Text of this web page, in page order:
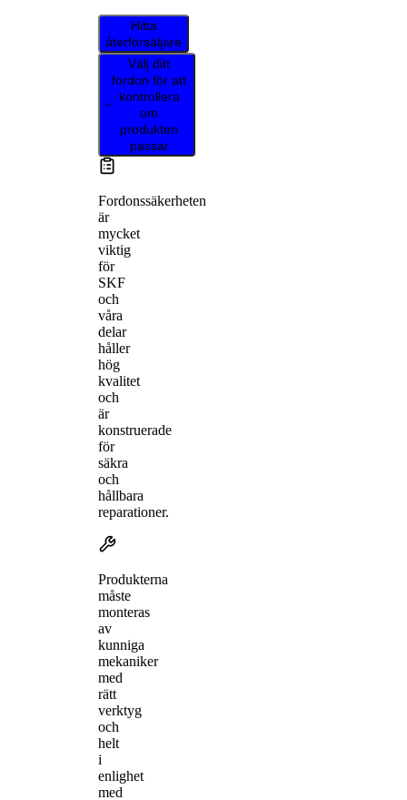
Hitta
återförsäljare
Välj ditt
fordon för att
kontrollera
om
produkten
passar
Fordonssäkerheten
är
mycket
viktig
för
SKF
och
våra
delar
håller
hög
kvalitet
och
är
konstruerade
för
säkra
och
hållbara
reparationer.
Produkterna
måste
monteras
av
kunniga
mekaniker
med
rätt
verktyg
och
helt
i
enlighet
med